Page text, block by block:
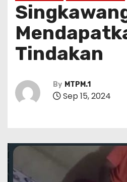
Tindakan
By MTPM.1
Sep 15, 2024